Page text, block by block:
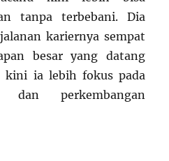
tanpa terbebani. Dia
kariernya sempat
besar yang datang
kini ia lebih fokus pada
dan perkembangan